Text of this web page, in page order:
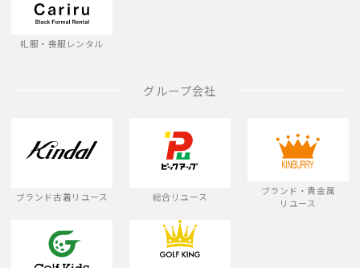
礼服・喪服レンタル
グループ会社
ブランド古着リユース 総合リユース
ブランド・貴金属
リユース